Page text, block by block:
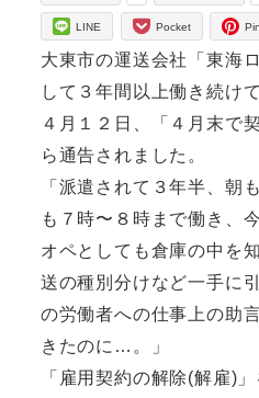
LINE Pocket
大東市の運送会社「東海
して３年間以上働き続け
４月１２日、「４月末で
ら通告されました。
「派遣されて３年半、朝
も７時〜８時まで働き、
オペとしても倉庫の中を
送の種別分けなど一手に
の労働者への仕事上の助
きたのに…。」
「雇用契約の解除(解雇)